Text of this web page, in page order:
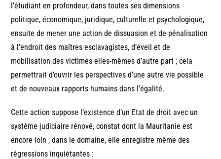
l’étudiant en profondeur, dans toutes ses dimensions
politique, économique, juridique, culturelle et psychologique,
ensuite de mener une action de dissuasion et de pénalisation
à l’endroit des maîtres esclavagistes, d’éveil et de
mobilisation des victimes elles-mêmes d’autre part ; cela
permettrait d’ouvrir les perspectives d’une autre vie possible
et de nouveaux rapports humains dans l’égalité.
Cette action suppose l’existence d’un Etat de droit avec un
système judiciaire rénové, constat dont la Mauritanie est
encore loin ; dans le domaine, elle enregistre même des
régressions inquiétantes :